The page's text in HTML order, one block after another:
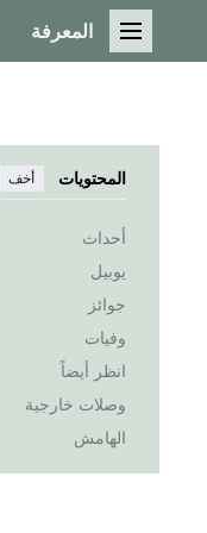
القائمة الرئيسية
المعرفة
المحتويات أخف
أحداث
يوبيل
جوائز
وفيات
انظر أيضاً
وصلات خارجية
الهامش